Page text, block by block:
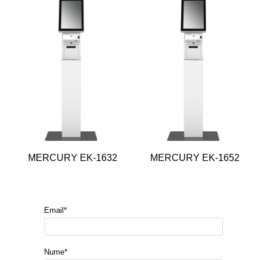
MERCURY EK-1632 MERCURY EK-1652
Email*
Nume*